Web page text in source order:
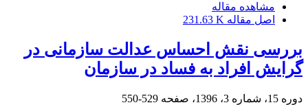
مشاهده مقاله
اصل مقاله 231.63 K
بررسی نقش احساس عدالت سازمانی در
گرایش افراد به فساد در سازمان
دوره 15، شماره 3، 1396، صفحه 529-550